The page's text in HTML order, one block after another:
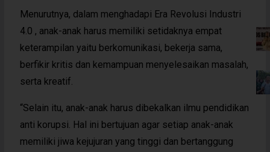
Menurutnya, dalam menghadapi Era Revolusi Industri
4.0 , anak-anak harus memiliki setidaknya empat
keterampilan yaitu berkomunikasi, bekerja sama,
berfikir kritis dan kemampuan menyelesaikan masalah,
serta kreatif.
“Selain itu, anak-anak harus dibekalkan ilmu pendidikan
anti korupsi. Hal ini bertujuan agar setiap anak-anak
memiliki jiwa kejujuran yang tinggi dan bertanggung